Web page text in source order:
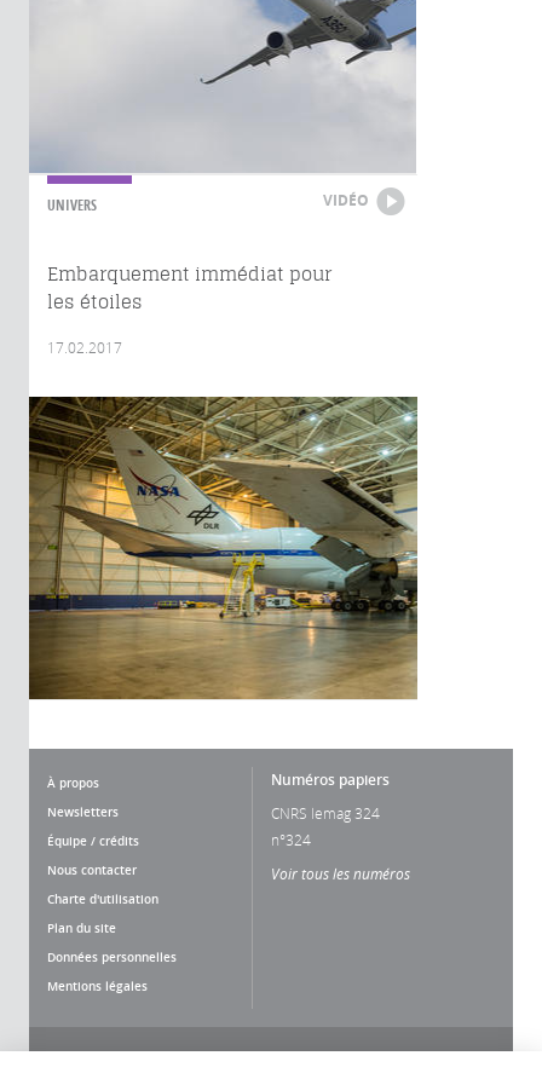
UNIVERS VIDÉO
Embarquement immédiat pour
les étoiles
17.02.2017
À propos
Newsletters
Équipe / crédits
Nous contacter
Charte d'utilisation
Plan du site
Données personnelles
Mentions légales
Numéros papiers
CNRS lemag 324
n°324
Voir tous les numéros